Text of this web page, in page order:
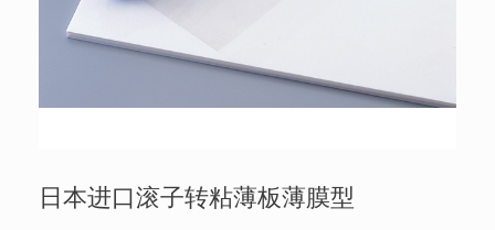
日本进口滚子转粘薄板薄膜型